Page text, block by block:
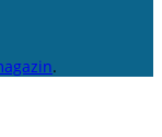
.